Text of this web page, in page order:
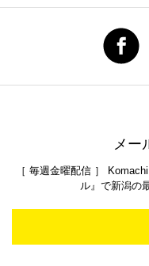
メー
［ 毎週金曜配信 ］
ル』で新潟の